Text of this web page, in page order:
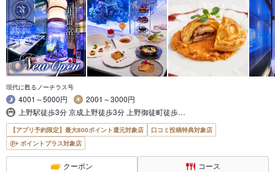
現代に甦るノーチラス号
4001～5000円
2001～3000円
上野駅徒歩3分 京成上野徒歩3分 上野御徒町徒歩…
【アプリ予約限定】最大800ポイント還元対象店
口コミ投稿特典対象店
ポイントプラス対象店
クーポン コース